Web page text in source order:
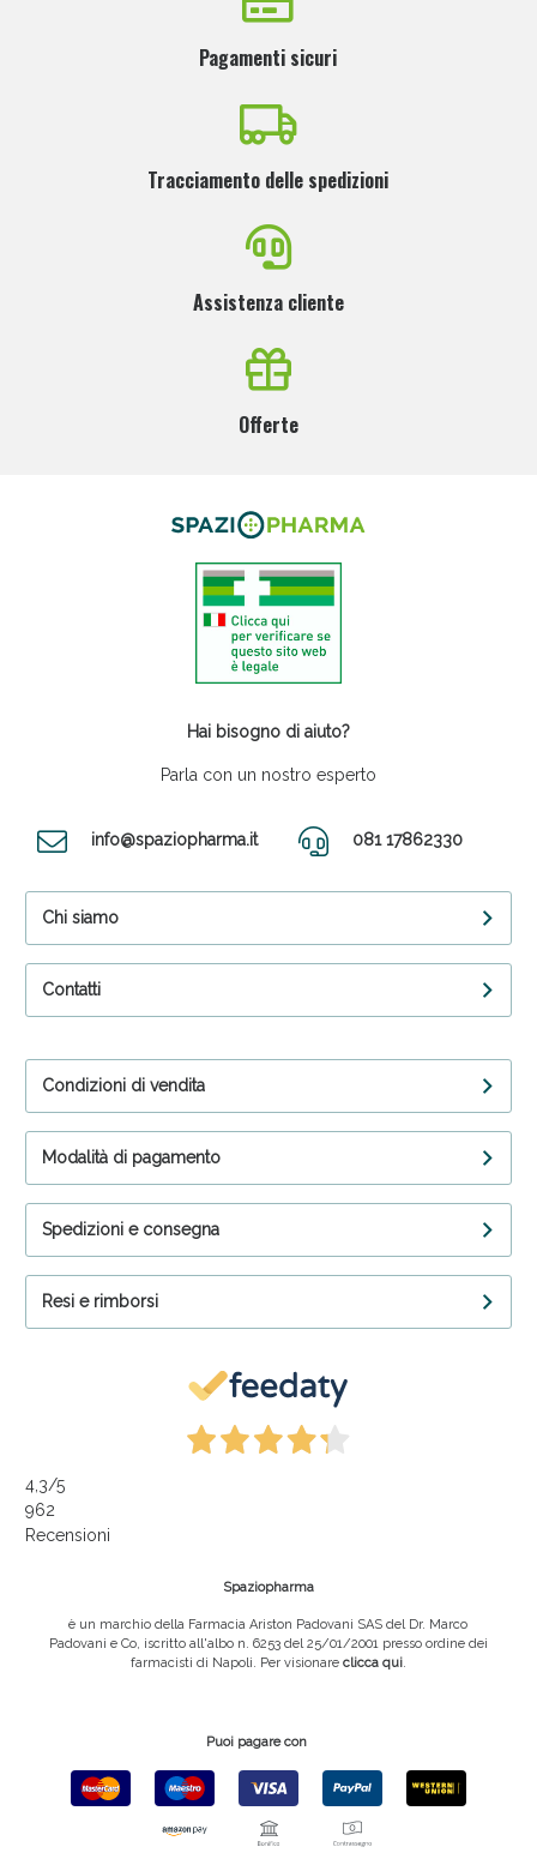
Pagamenti sicuri
Tracciamento delle spedizioni
Assistenza cliente
Offerte
Hai bisogno di aiuto?
Parla con un nostro esperto
info@spaziopharma.it 081 17862330
Chi siamo
Contatti
Condizioni di vendita
Modalità di pagamento
Spedizioni e consegna
Resi e rimborsi
4,3/5
962
Recensioni
Spaziopharma
è un marchio della Farmacia Ariston Padovani SAS del Dr. Marco
Padovani e Co, iscritto all'albo n. 6253 del 25/01/2001 presso ordine dei
farmacisti di Napoli. Per visionare clicca qui.
Puoi pagare con